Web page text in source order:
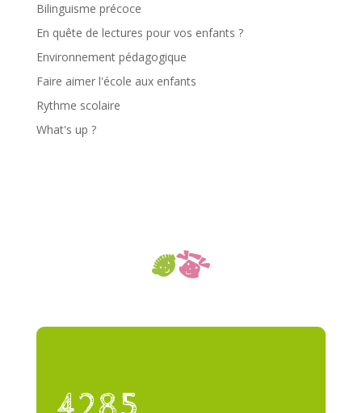
Bilinguisme précoce
En quête de lectures pour vos enfants ?
Environnement pédagogique
Faire aimer l'école aux enfants
Rythme scolaire
What's up ?